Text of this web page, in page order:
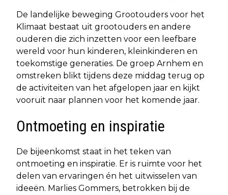
De landelijke beweging Grootouders voor het
Klimaat bestaat uit grootouders en andere
ouderen die zich inzetten voor een leefbare
wereld voor hun kinderen, kleinkinderen en
toekomstige generaties. De groep Arnhem en
omstreken blikt tijdens deze middag terug op
de activiteiten van het afgelopen jaar en kijkt
vooruit naar plannen voor het komende jaar.
Ontmoeting en inspiratie
De bijeenkomst staat in het teken van
ontmoeting en inspiratie. Er is ruimte voor het
delen van ervaringen én het uitwisselen van
ideeën. Marlies Gommers, betrokken bij de